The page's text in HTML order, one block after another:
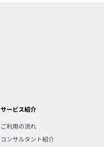
サービス紹介
ご利用の流れ
コンサルタント紹介